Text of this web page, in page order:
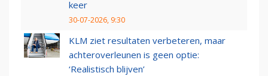
keer
30-07-2026, 9:30
KLM ziet resultaten verbeteren, maar
achteroverleunen is geen optie:
‘Realistisch blijven’